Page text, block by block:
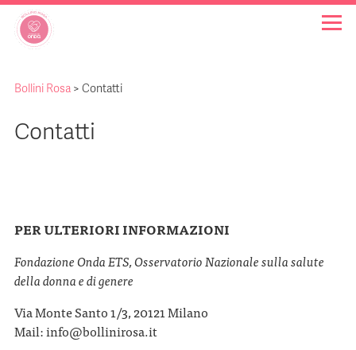
OSPEDALI BOLLINO ROSA
INIZIATIVE
Bollini Rosa > Contatti
Contatti
PER ULTERIORI INFORMAZIONI
Fondazione Onda ETS,Osservatorio Nazionale sulla salute
della donna e di genere
Via Monte Santo 1/3, 20121 Milano
Mail: info@bollinirosa.it